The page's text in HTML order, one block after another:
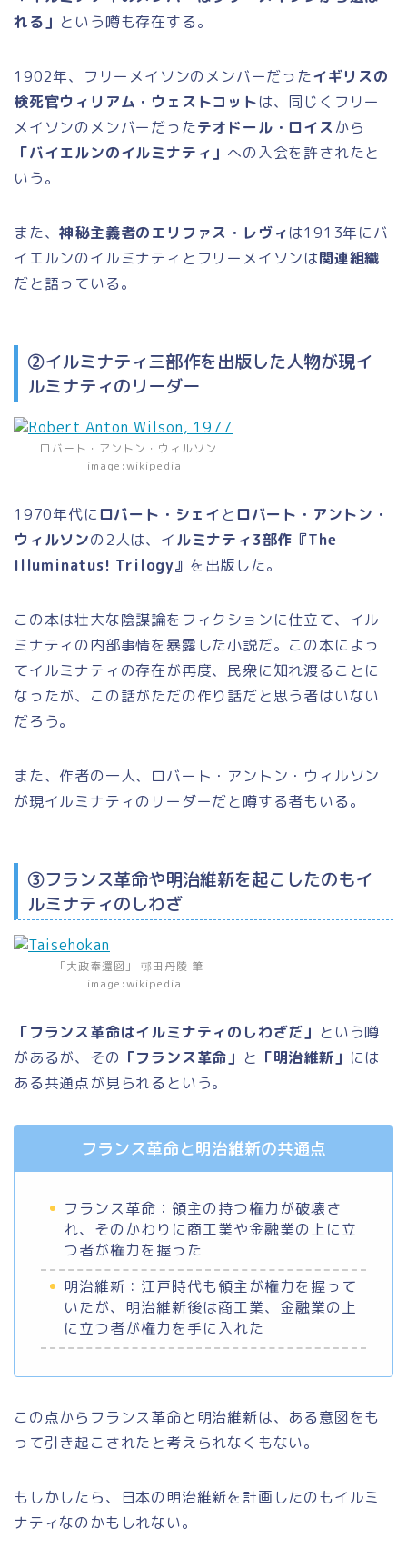
れる」 という噂も存在する。
1902年、フリーメイソンのメンバーだったイギリスの
検死官ウィリアム・ウェストコットは、同じくフリー
メイソンのメンバーだったテオドール・ロイス から
「バイエルンのイルミナティ」 への入会を許されたと
いう。
また、神秘主義者のエリファス・レヴィは1913年にバ
イエルンのイルミナティとフリーメイソンは関連組織
だと語っている。
②イルミナティ三部作を出版した人物が現イ
ルミナティのリーダー
ロバート・アントン・ウィルソン
image:wikipedia
1970年代にロバート・シェイとロバート・アントン・
ウィルソンの2人は、イルミナティ3部作『The
Illuminatus! Trilogy』 を出版した。
この本は壮大な陰謀論をフィクションに仕立て、イル
ミナティの内部事情を暴露した小説だ。この本によっ
てイルミナティの存在が再度、民衆に知れ渡ることに
なったが、この話がただの作り話だと思う者はいない
だろう。
また、作者の一人、ロバート・アントン・ウィルソン
が現イルミナティのリーダーだと噂する者もいる。
③フランス革命や明治維新を起こしたのもイ
ルミナティのしわざ
「大政奉還図」 邨田丹陵 筆
image:wikipedia
「フランス革命はイルミナティのしわざだ」 という噂
があるが、その 「フランス革命」 と 「明治維新」 には
ある共通点が見られるという。
フランス革命と明治維新の共通点
フランス革命：領主の持つ権力が破壊さ
れ、そのかわりに商工業や金融業の上に立
つ者が権力を握った
明治維新：江戸時代も領主が権力を握って
いたが、明治維新後は商工業、金融業の上
に立つ者が権力を手に入れた
この点からフランス革命と明治維新は、ある意図をも
って引き起こされたと考えられなくもない。
もしかしたら、日本の明治維新を計画したのもイルミ
ナティなのかもしれない。